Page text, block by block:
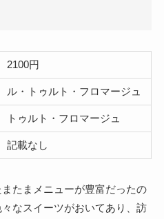
2100円
ル・トゥルト・フロマージュ
トゥルト・フロマージュ
記載なし
たまメニューが豊富だったの
なスイーツがおいてあり、訪